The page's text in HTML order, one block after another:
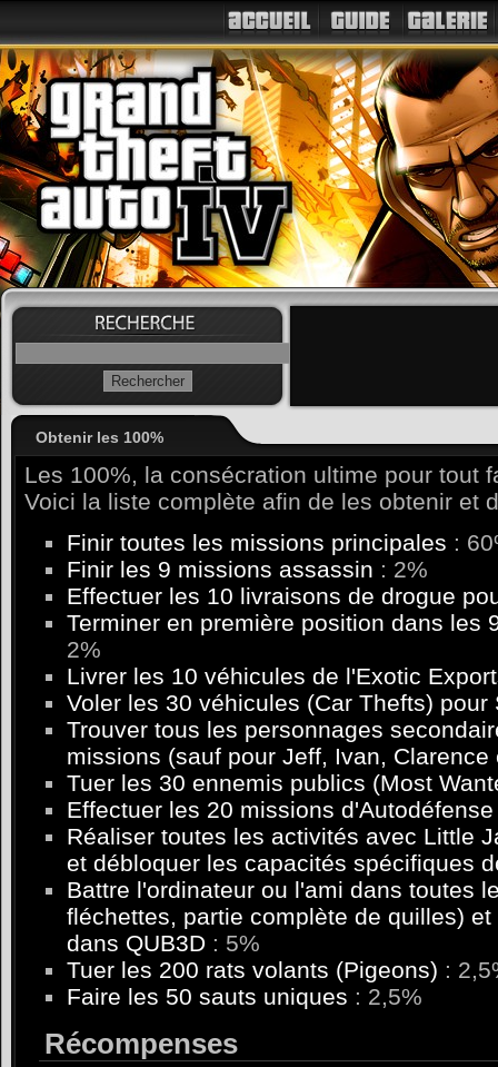
Obtenir les 100%
Les 100%, la consécration ultime pour tout
Voici la liste complète afin de les obtenir et
Finir toutes les missions principales :
Finir les 9 missions assassin : 2%
Effectuer les 10 livraisons de drogue
Terminer en première position dans les
2%
Livrer les 10 véhicules de l'Exotic
Voler les 30 véhicules (Car Thefts) pour
Trouver tous les personnages
missions (sauf pour Jeff, Ivan, Clarence
Tuer les 30 ennemis publics (Most
Effectuer les 20 missions
Réaliser toutes les activités avec Little
et débloquer les capacités spécifiques
Battre l'ordinateur ou l'ami dans toutes
fléchettes, partie complète de quilles)
dans QUB3D : 5%
Tuer les 200 rats volants (Pigeons) :
Faire les 50 sauts uniques : 2,5%
Récompenses